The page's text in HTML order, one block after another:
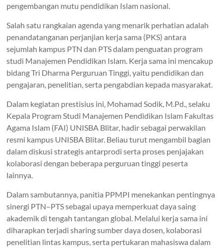
pengembangan mutu pendidikan Islam nasional.
Salah satu rangkaian agenda yang menarik perhatian adalah
penandatanganan perjanjian kerja sama (PKS) antara
sejumlah kampus PTN dan PTS dalam penguatan program
studi Manajemen Pendidikan Islam. Kerja sama ini mencakup
bidang Tri Dharma Perguruan Tinggi, yaitu pendidikan dan
pengajaran, penelitian, serta pengabdian kepada masyarakat.
Dalam kegiatan prestisius ini, Mohamad Sodik, M.Pd., selaku
Kepala Program Studi Manajemen Pendidikan Islam Fakultas
Agama Islam (FAI) UNISBA Blitar, hadir sebagai perwakilan
resmi kampus UNISBA Blitar. Beliau turut mengambil bagian
dalam diskusi strategis antarprodi serta proses penjajakan
kolaborasi dengan beberapa perguruan tinggi peserta
lainnya.
Dalam sambutannya, panitia PPMPI menekankan pentingnya
sinergi PTN–PTS sebagai upaya memperkuat daya saing
akademik di tengah tantangan global. Melalui kerja sama ini
diharapkan terjadi sharing sumber daya dosen, kolaborasi
penelitian lintas kampus, serta pertukaran mahasiswa dalam